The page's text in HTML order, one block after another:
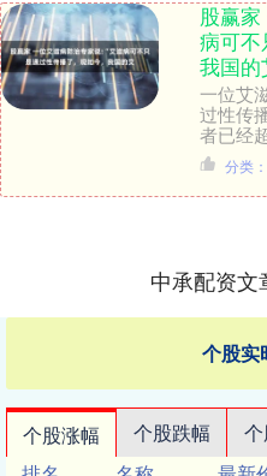
股赢
病可不
我国的
一位艾
过性传
者已经
确诊群
就....分类
中承配资文
个股实
个股涨幅 个股跌幅